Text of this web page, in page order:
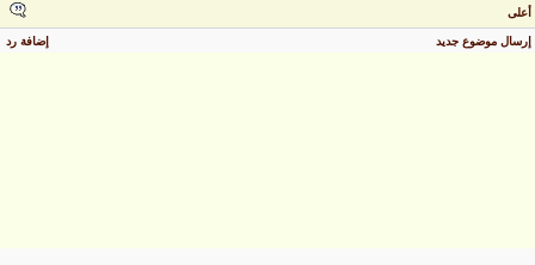
أعلى
إرسال موضوع جديد إضافة رد